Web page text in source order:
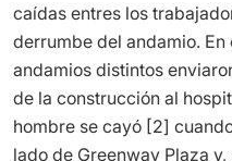
caídas entres los
derrumbe del andamio.
andamios distintos
de la construcción al
hombre se cayó [2]
lado de Greenway Plaza